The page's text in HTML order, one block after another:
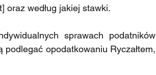
oraz według jakiej stawki.
sprawach podatników
opodatkowaniu Ryczałtem,